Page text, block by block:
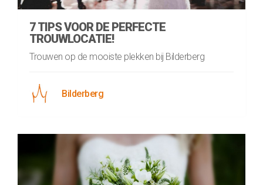
7 TIPS VOOR DE PERFECTE
TROUWLOCATIE!
Trouwen op de mooiste plekken bij Bilderberg
Bilderberg